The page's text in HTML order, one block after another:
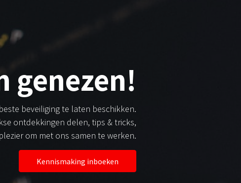
genezen!
beveiliging te laten beschikken.
ontdekkingen delen, tips & tricks,
om met ons samen te werken.
Kennismaking inboeken